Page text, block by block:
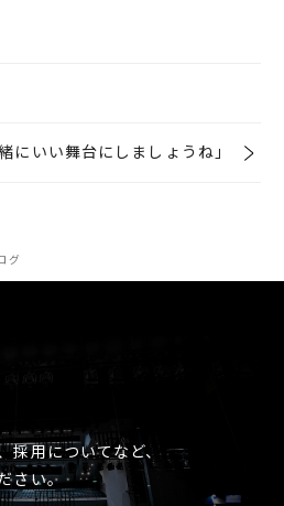
緒にいい舞台にしましょうね」
グ
採用についてなど、
さい。